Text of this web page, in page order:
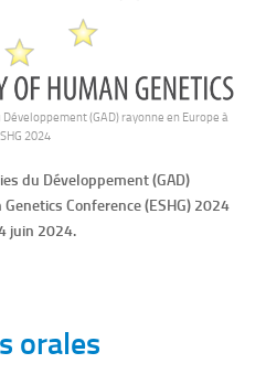
(GAD) rayonne en Europe à
2024
du Développement (GAD)
Conference (ESHG) 2024
juin 2024.
orales